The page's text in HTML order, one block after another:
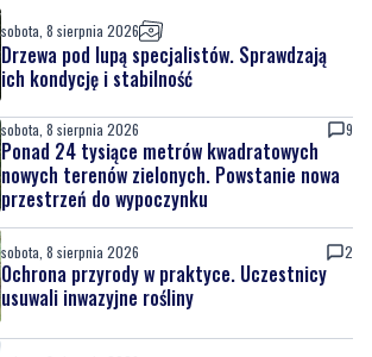
sobota, 8 sierpnia 2026
Ponad 24 tysiące metrów kwadratowych
nowych terenów zielonych. Powstanie nowa
przestrzeń do wypoczynku
sobota, 8 sierpnia 2026
Ochrona przyrody w praktyce. Uczestnicy
usuwali inwazyjne rośliny
sobota, 8 sierpnia 2026
Ważna informacja dla kierowców! Zmiany w